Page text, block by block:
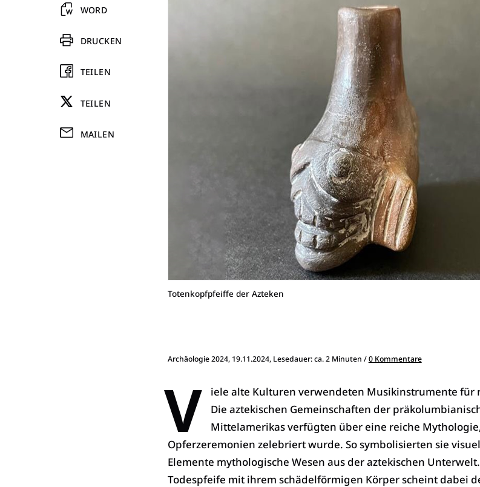
Totenkopfpfeiffe der Azteken
Archäologie 2024, 19.11.2024, Lesedauer: ca. 2 Minuten /0 Kommentare
V
iele alte Kulturen verwendeten Musikinstrumente für
Die aztekischen Gemeinschaften der
Mittelamerikas verfügten über eine reiche
Opferzeremonien zelebriert wurde. So symbolisierten sie
Elemente mythologische Wesen aus der aztekischen
Todespfeife mit ihrem schädelförmigen Körper scheint dabei
WORD
DRUCKEN
TEILEN
TEILEN
MAILEN